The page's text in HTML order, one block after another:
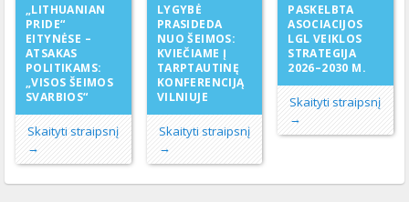
„LITHUANIAN
PRIDE“
EITYNĖSE –
ATSAKAS
POLITIKAMS:
„VISOS ŠEIMOS
SVARBIOS“
Skaityti straipsnį
→
LYGYBĖ
PRASIDEDA
NUO ŠEIMOS:
KVIEČIAME Į
TARPTAUTINĘ
KONFERENCIJĄ
VILNIUJE
Skaityti straipsnį
→
PASKELBTA
ASOCIACIJOS
LGL VEIKLOS
STRATEGIJA
2026–2030 M.
Skaityti straipsnį
→